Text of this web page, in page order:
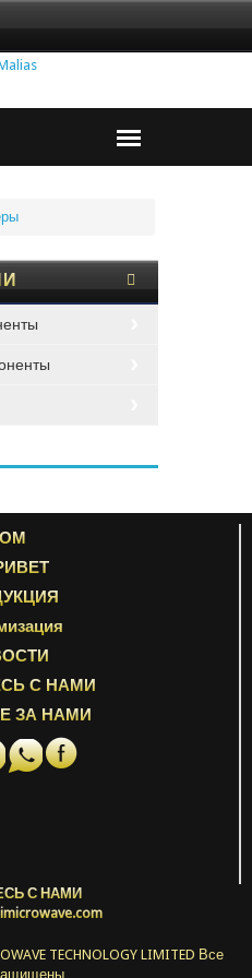
С НАМИ
ЗА НАМИ
С НАМИ
TECHNOLOGY LIMITED Все